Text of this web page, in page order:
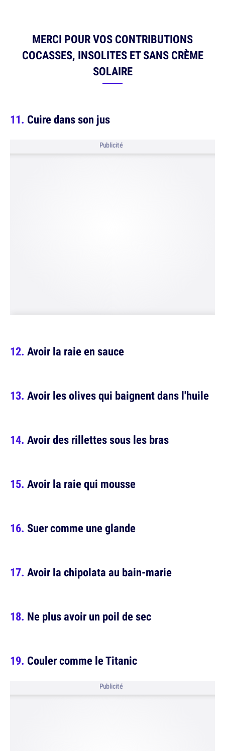
MERCI POUR VOS CONTRIBUTIONS
COCASSES, INSOLITES ET SANS CRÈME
SOLAIRE
Cuire dans son jus
Publicité
Avoir la raie en sauce
Avoir les olives qui baignent dans l'huile
Avoir des rillettes sous les bras
Avoir la raie qui mousse
Suer comme une glande
Avoir la chipolata au bain-marie
Ne plus avoir un poil de sec
Couler comme le Titanic
Publicité